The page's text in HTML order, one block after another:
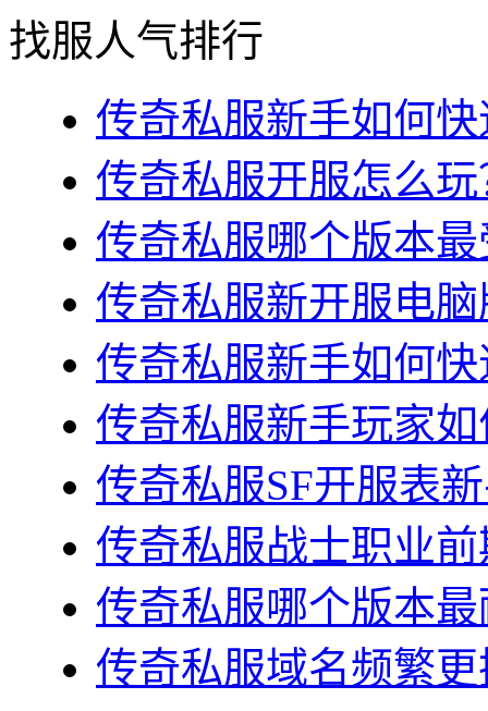
找服人气排行
传奇私服新手如何
传奇私服开服怎么
传奇私服哪个版本
传奇私服新开服电
传奇私服新手如何
传奇私服新手玩家
传奇私服SF开服表
传奇私服战士职业
传奇私服哪个版本
传奇私服域名频繁